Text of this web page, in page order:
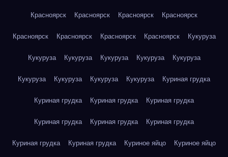
Красноярск Красноярск Красноярск Красноярск
Красноярск Красноярск Красноярск Красноярск Кукуруза
Кукуруза Кукуруза Кукуруза Кукуруза Кукуруза
Кукуруза Кукуруза Кукуруза Кукуруза Куриная грудка
Куриная грудка Куриная грудка Куриная грудка
Куриная грудка Куриная грудка Куриная грудка
Куриная грудка Куриная грудка Куриное яйцо Куриное яйцо